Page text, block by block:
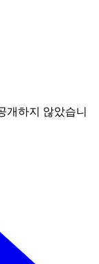
개하지 않았습니